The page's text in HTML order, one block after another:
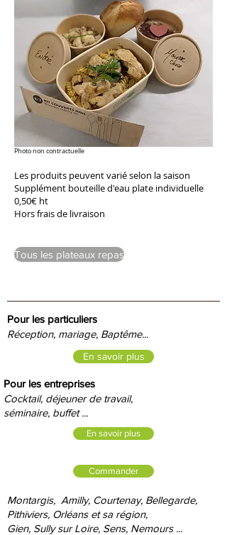
Photo non contractuelle
Les produits peuvent varié selon la saison
Supplément bouteille d'eau plate individuelle
0,50€ ht
Hors frais de livraison
Tous les plateaux repas
Pour les particuliers
Réception, mariage, Baptême...
En savoir plus
Pour les entreprises
Cocktail, déjeuner de travail,
séminaire, buffet ...
En savoir plus
Commander
Montargis, Amilly, Courtenay, Bellegarde,
Pithiviers, Orléans et sa région,
Gien, Sully sur Loire, Sens, Nemours ...